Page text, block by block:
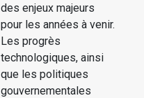
des enjeux majeurs
pour les années à venir.
Les progrès
technologiques, ainsi
que les politiques
gouvernementales